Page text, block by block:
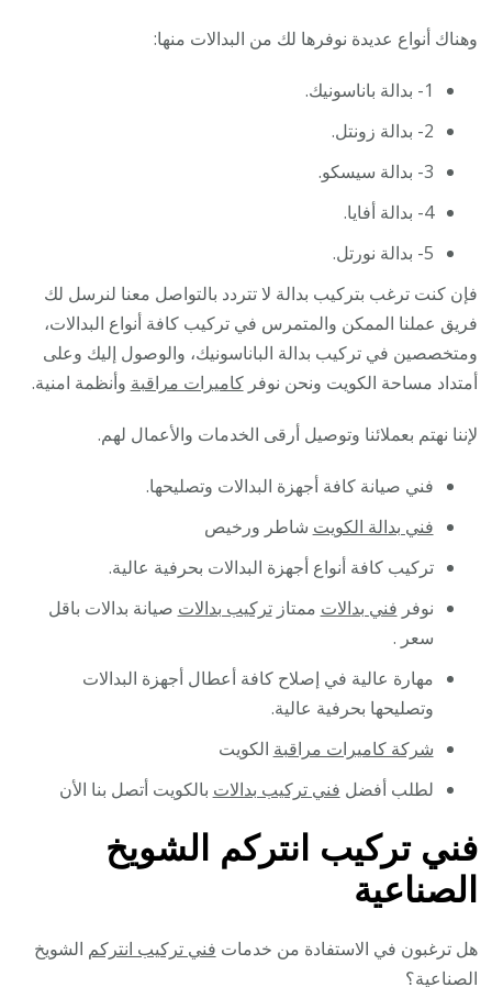
وهناك أنواع عديدة نوفرها لك من البدالات منها:
1- بدالة باناسونيك.
2- بدالة زونتل.
3- بدالة سيسكو.
4- بدالة أفايا.
5- بدالة نورتل.
فإن كنت ترغب بتركيب بدالة لا تتردد بالتواصل معنا لنرسل لك
فريق عملنا الممكن والمتمرس في تركيب كافة أنواع البدالات،
ومتخصصين في تركيب بدالة الباناسونيك، والوصول إليك وعلى
أمتداد مساحة الكويت ونحن نوفركاميرات مراقبة وأنظمة امنية.
لإننا نهتم بعملائنا وتوصيل أرقى الخدمات والأعمال لهم.
فني صيانة كافة أجهزة البدالات وتصليحها.
فني بدالة الكويت شاطر ورخيص
تركيب كافة أنواع أجهزة البدالات بحرفية عالية.
نوفر فني بدالات ممتازتركيب بدالات صيانة بدالات باقل
سعر .
مهارة عالية في إصلاح كافة أعطال أجهزة البدالات
وتصليحها بحرفية عالية.
شركة كاميرات مراقبة الكويت
لطلب أفضل فني تركيب بدالات بالكويت أتصل بنا الأن
فني تركيب انتركم الشويخ
الصناعية
هل ترغبون في الاستفادة من خدمات فني تركيب انتركم الشويخ
الصناعية؟